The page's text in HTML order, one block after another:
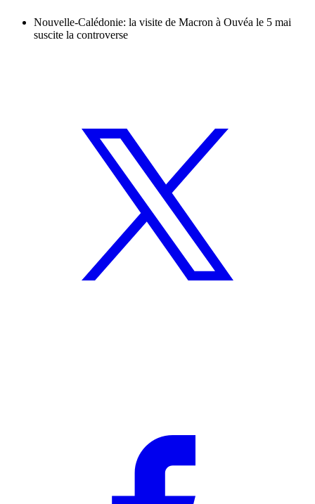
Nouvelle-Calédonie: la visite de Macron à Ouvéa le 5 mai
suscite la controverse